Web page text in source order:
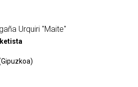
Urquiri "Maite"